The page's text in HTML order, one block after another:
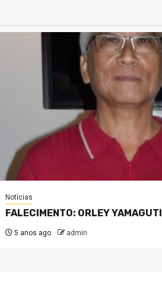
Notícias
FALECIMENTO: ORLEY YAMAGUTI
5 anos ago admin